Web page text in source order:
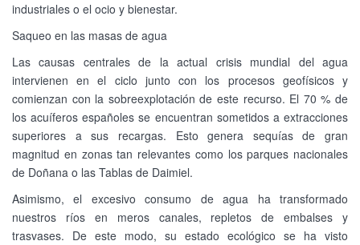
industriales o el ocio y bienestar.
Saqueo en las masas de agua
Las causas centrales de la actual crisis mundial del agua
intervienen en el ciclo junto con los procesos geofísicos y
comienzan con la sobreexplotación de este recurso. El 70 % de
los acuíferos españoles se encuentran sometidos a extracciones
superiores a sus recargas. Esto genera sequías de gran
magnitud en zonas tan relevantes como los parques nacionales
de Doñana o las Tablas de Daimiel.
Asimismo, el excesivo consumo de agua ha transformado
nuestros ríos en meros canales, repletos de embalses y
trasvases. De este modo, su estado ecológico se ha visto